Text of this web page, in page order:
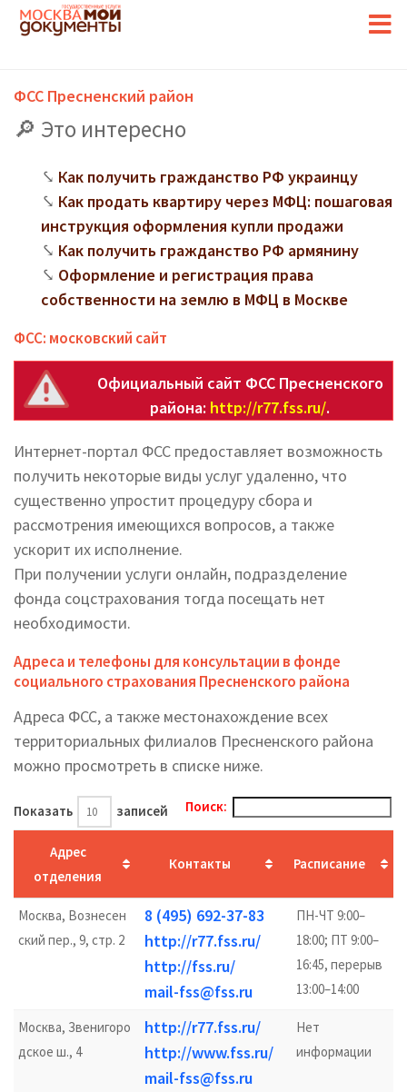
ФСС Пресненский район
Это интересно
Как получить гражданство РФ украинцу
Как продать квартиру через МФЦ: пошаговая
инструкция оформления купли продажи
Как получить гражданство РФ армянину
Оформление и регистрация права
собственности на землю в МФЦ в Москве
ФСС: московский сайт
Официальный сайт ФСС Пресненского
района: http://r77.fss.ru/.
Интернет-портал ФСС предоставляет возможность
получить некоторые виды услуг удаленно, что
существенно упростит процедуру сбора и
рассмотрения имеющихся вопросов, а также
ускорит их исполнение.
При получении услуги онлайн, подразделение
фонда соцстрахования тогда посещать нет
необходимости.
Адреса и телефоны для консультации в фонде
социального страхования Пресненского района
Адреса ФСС, а также местонахождение всех
территориальных филиалов Пресненского района
можно просмотреть в списке ниже.
Показать записей Поиск:
Адрес
отделения
Контакты Расписание
Москва, Вознесен
ский пер., 9, стр. 2
8 (495) 692-37-83
http://r77.fss.ru/
http://fss.ru/
mail-fss@fss.ru
ПН-ЧТ 9:00–
18:00; ПТ 9:00–
16:45, перерыв
13:00–14:00
Москва, Звенигоро
дское ш., 4
http://r77.fss.ru/
http://www.fss.ru/
mail-fss@fss.ru
Нет
информации